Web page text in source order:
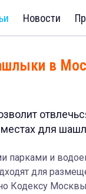
Новости
в
для
парками и
для
Кодексу